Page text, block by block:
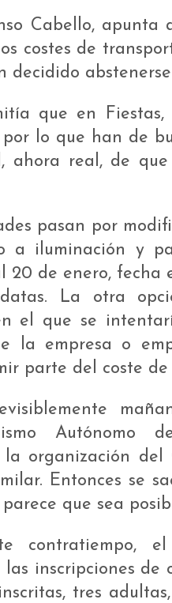
Cabello, apunta
costes de
decidido
que en Fiestas,
lo que han de
ahora real, de
pasan por
a iluminación y
de enero, fecha
La otra
el que se
la empresa o
parte del coste de
Autónomo
organización
Entonces se
que sea
contratiempo,
inscripciones de
tres